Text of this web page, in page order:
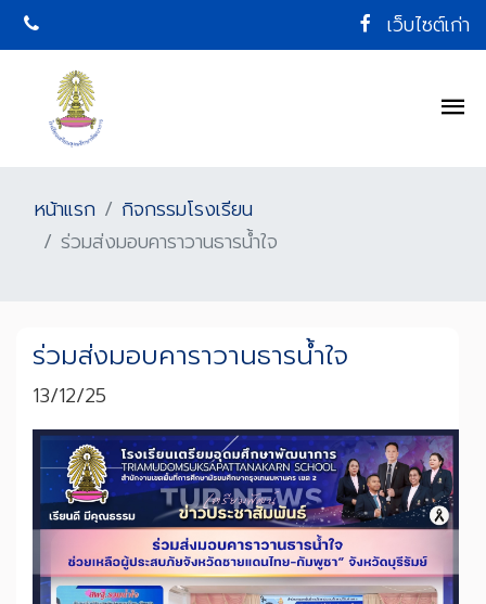
เว็บไซต์เก่า
หน้าแรก
กิจกรรมโรงเรียน
ร่วมส่งมอบคาราวานธารน้ำใจ
ร่วมส่งมอบคาราวานธารน้ำใจ
13/12/25